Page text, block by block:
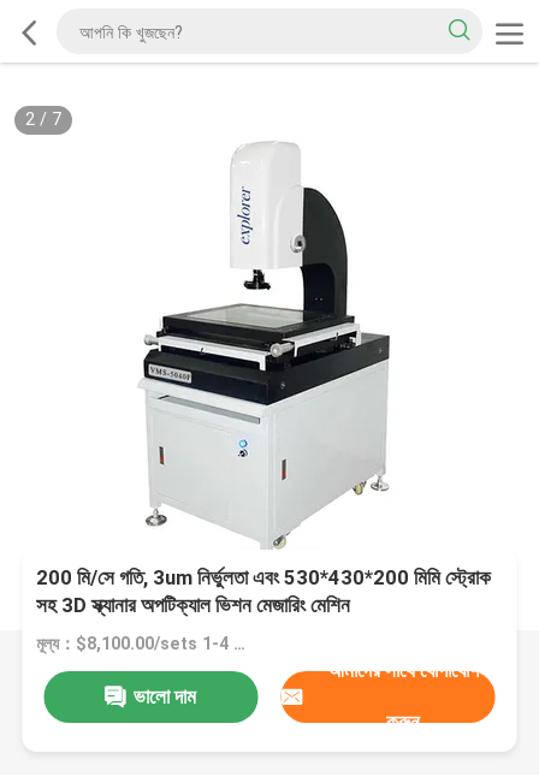
2/ 7
200 মি/সে গতি, 3um নির্ভুলতা এবং 530*430*200 মিমি স্ট্রোক
সহ 3D স্ক্যানার অপটিক্যাল ভিশন মেজারিং মেশিন
মূল্য：$8,100.00/sets 1-4 sets
ভালো দাম
আমাদের সাথে যোগাযোগ
করুন